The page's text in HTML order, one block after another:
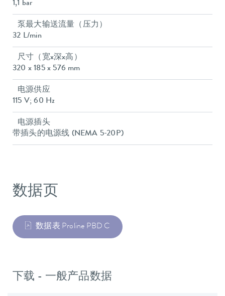
1,1 bar
泵最大输送流量（压力）
32 L/min
尺寸（宽x深x高）
320 x 185 x 576 mm
电源供应
115 V; 60 Hz
电源插头
带插头的电源线 (NEMA 5-20P)
数据页
数据表 Proline PBD C
下载 - 一般产品数据